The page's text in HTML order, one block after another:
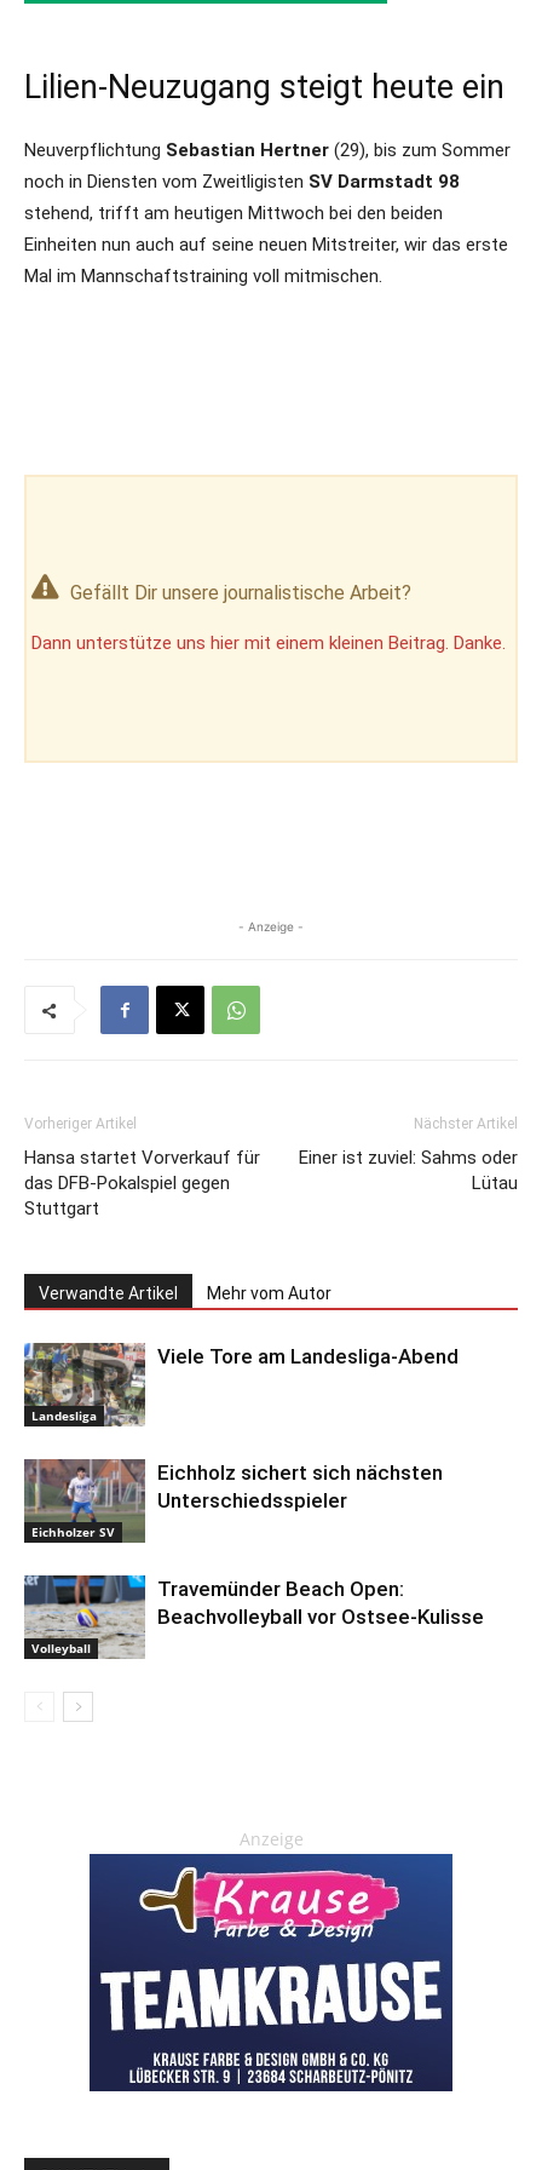
Lilien-Neuzugang steigt heute ein
Neuverpflichtung Sebastian Hertner (29), bis zum Sommer
noch in Diensten vom Zweitligisten SV Darmstadt 98
stehend, trifft am heutigen Mittwoch bei den beiden
Einheiten nun auch auf seine neuen Mitstreiter, wir das erste
Mal im Mannschaftstraining voll mitmischen.
Gefällt Dir unsere journalistische Arbeit?
Dann unterstütze uns hier mit einem kleinen Beitrag. Danke.
- Anzeige -
Vorheriger Artikel
Hansa startet Vorverkauf für
das DFB-Pokalspiel gegen
Stuttgart
Nächster Artikel
Einer ist zuviel: Sahms oder
Lütau
Verwandte Artikel Mehr vom Autor
Landesliga
Viele Tore am Landesliga-Abend
Eichholzer SV
Eichholz sichert sich nächsten
Unterschiedsspieler
Volleyball
Travemünder Beach Open:
Beachvolleyball vor Ostsee-Kulisse
Anzeige